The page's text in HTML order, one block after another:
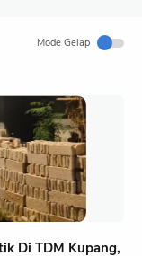
Mode Gelap
Di TDM Kupang,